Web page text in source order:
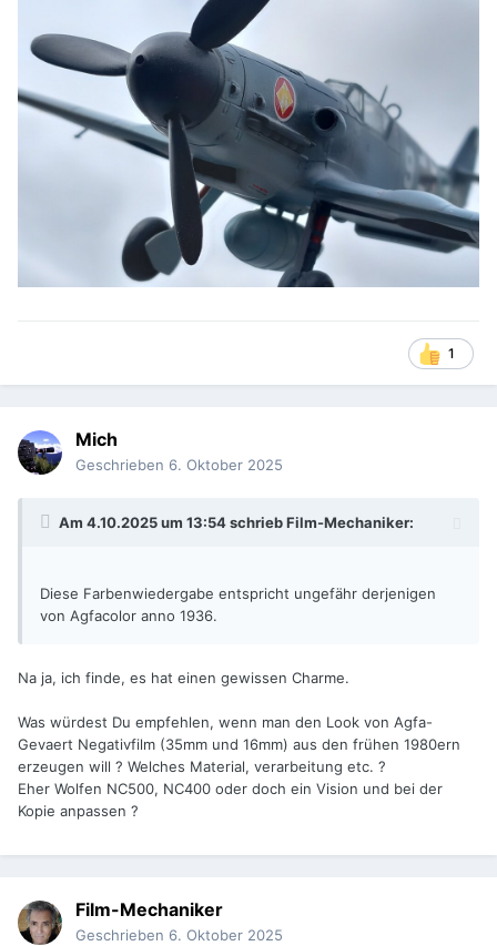
1
Mich
Geschrieben 6. Oktober 2025
Am 4.10.2025 um 13:54 schriebFilm-Mechaniker:
Diese Farbenwiedergabe entspricht ungefähr derjenigen
von Agfacolor anno 1936.
Na ja, ich finde, es hat einen gewissen Charme.
Was würdest Du empfehlen, wenn man den Look von Agfa-
Gevaert Negativfilm (35mm und 16mm) aus den frühen 1980ern
erzeugen will ? Welches Material, verarbeitung etc. ?
Eher Wolfen NC500, NC400 oder doch ein Vision und bei der
Kopie anpassen ?
Film-Mechaniker
Geschrieben 6. Oktober 2025